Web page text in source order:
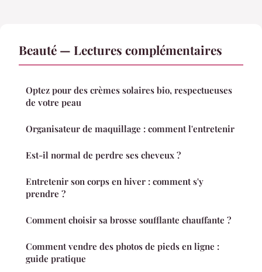
Beauté — Lectures complémentaires
Optez pour des crèmes solaires bio, respectueuses
de votre peau
Organisateur de maquillage : comment l'entretenir
Est-il normal de perdre ses cheveux ?
Entretenir son corps en hiver : comment s'y
prendre ?
Comment choisir sa brosse soufflante chauffante ?
Comment vendre des photos de pieds en ligne :
guide pratique